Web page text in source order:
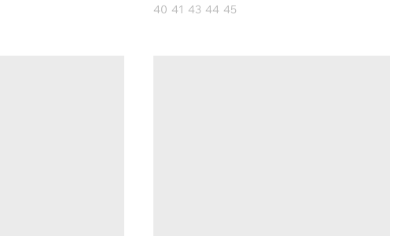
40 41 43 44 45